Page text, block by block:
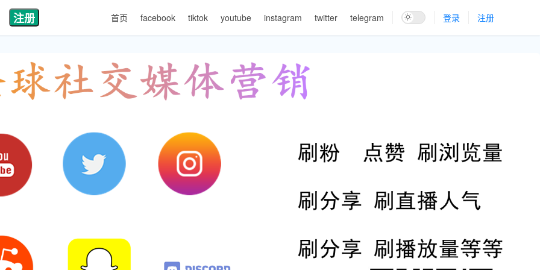
注册 首页 facebook tiktok youtube instagram twitter telegram 登录 注册